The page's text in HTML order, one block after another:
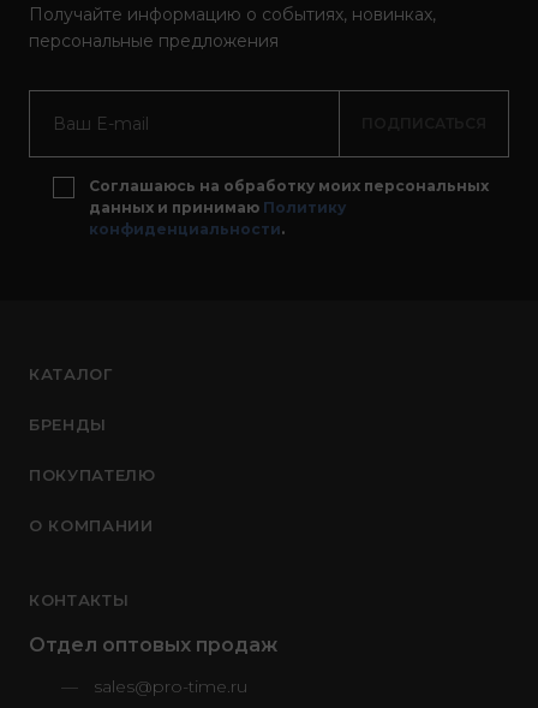
Получайте информацию о событиях, новинках,
персональные предложения
Соглашаюсь на обработку моих персональных
данных и принимаю Политику
конфиденциальности.
КАТАЛОГ
БРЕНДЫ
ПОКУПАТЕЛЮ
О КОМПАНИИ
КОНТАКТЫ
Отдел оптовых продаж
sales@pro-time.ru